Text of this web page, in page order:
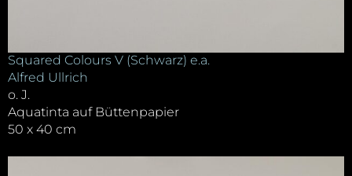
Squared Colours V (Schwarz) e.a.
Alfred Ullrich
o. J.
Aquatinta auf Büttenpapier
50 x 40 cm